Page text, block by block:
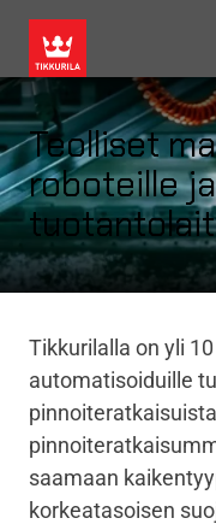
Teolliset
roboteille
Tikkurilalla on yli
automatisoiduille
saamaan
korkeatasoisen